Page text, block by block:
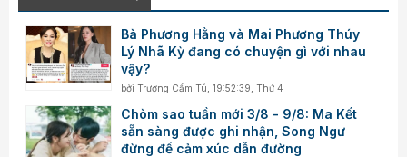
Bà Phương Hằng và Mai Phương Thúy
Lý Nhã Kỳ đang có chuyện gì với nhau
vậy?
bởiTrương Cẩm Tú ,19:52:39, Thứ 4
Chòm sao tuần mới 3/8 - 9/8: Ma Kết
sẵn sàng được ghi nhận, Song Ngư
đừng để cảm xúc dẫn đường